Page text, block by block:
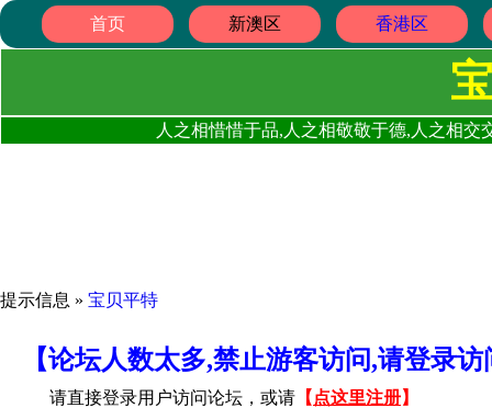
首页 新澳区 香港区
人之相惜惜于品,人之相敬敬于德,人之相
提示信息 » 宝贝平特
【论坛人数太多,禁止游客访问,请登录
请直接登录用户访问论坛，或请 【 点这里注册】